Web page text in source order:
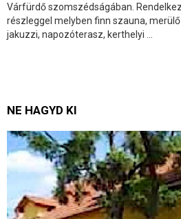
Várfürdő szomszédságában.
részleggel melyben finn szauna,
jakuzzi, napozóterasz, kerthelyi ...
NE HAGYD KI